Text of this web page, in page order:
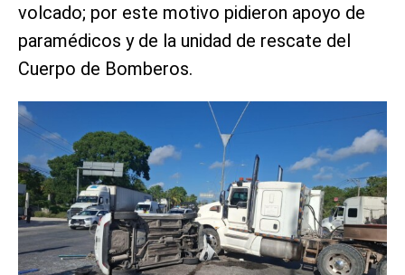
volcado; por este motivo pidieron apoyo de
paramédicos y de la unidad de rescate del
Cuerpo de Bomberos.